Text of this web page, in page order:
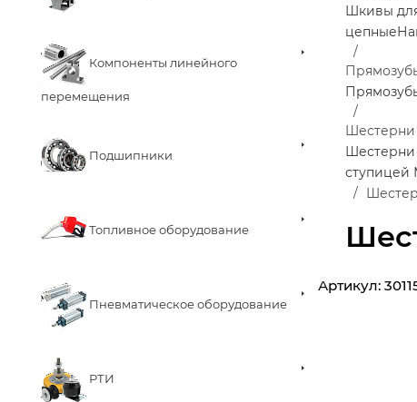
Компоненты линейного
перемещения
Подшипники
Топливное оборудование
Пневматическое оборудование
РТИ
Шкивы
цепные
Шестерни
Шестерни
ступицей
Артикул: